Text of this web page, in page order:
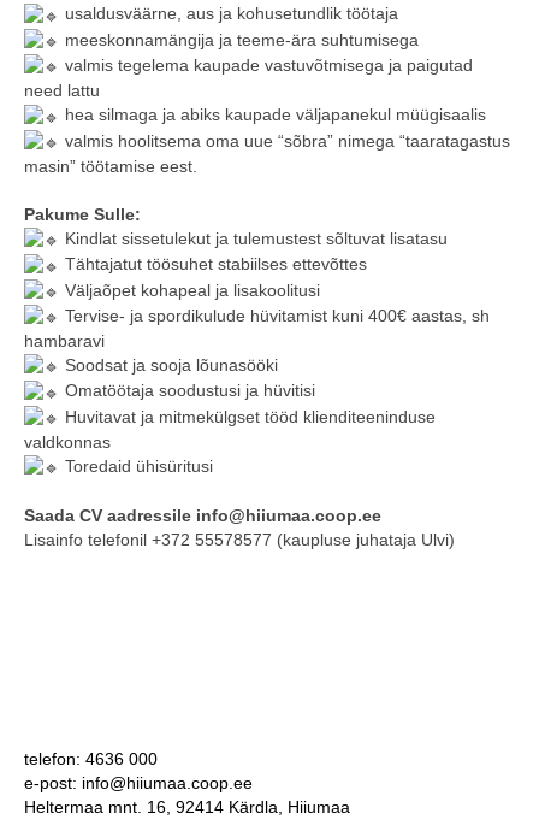
usaldusväärne, aus ja kohusetundlik töötaja
meeskonnamängija ja teeme-ära suhtumisega
valmis tegelema kaupade vastuvõtmisega ja paigutad
need lattu
hea silmaga ja abiks kaupade väljapanekul müügisaalis
valmis hoolitsema oma uue “sõbra” nimega “taaratagastus
masin” töötamise eest.
Pakume Sulle:
Kindlat sissetulekut ja tulemustest sõltuvat lisatasu
Tähtajatut töösuhet stabiilses ettevõttes
Väljaõpet kohapeal ja lisakoolitusi
Tervise- ja spordikulude hüvitamist kuni 400€ aastas, sh
hambaravi
Soodsat ja sooja lõunasööki
Omatöötaja soodustusi ja hüvitisi
Huvitavat ja mitmekülgset tööd klienditeeninduse
valdkonnas
Toredaid ühisüritusi
Saada CV aadressile info@hiiumaa.coop.ee
Lisainfo telefonil +372 55578577 (kaupluse juhataja Ulvi)
telefon: 4636 000
e-post: info@hiiumaa.coop.ee
Heltermaa mnt. 16, 92414 Kärdla, Hiiumaa